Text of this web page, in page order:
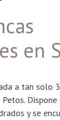
en
a tan solo
y se